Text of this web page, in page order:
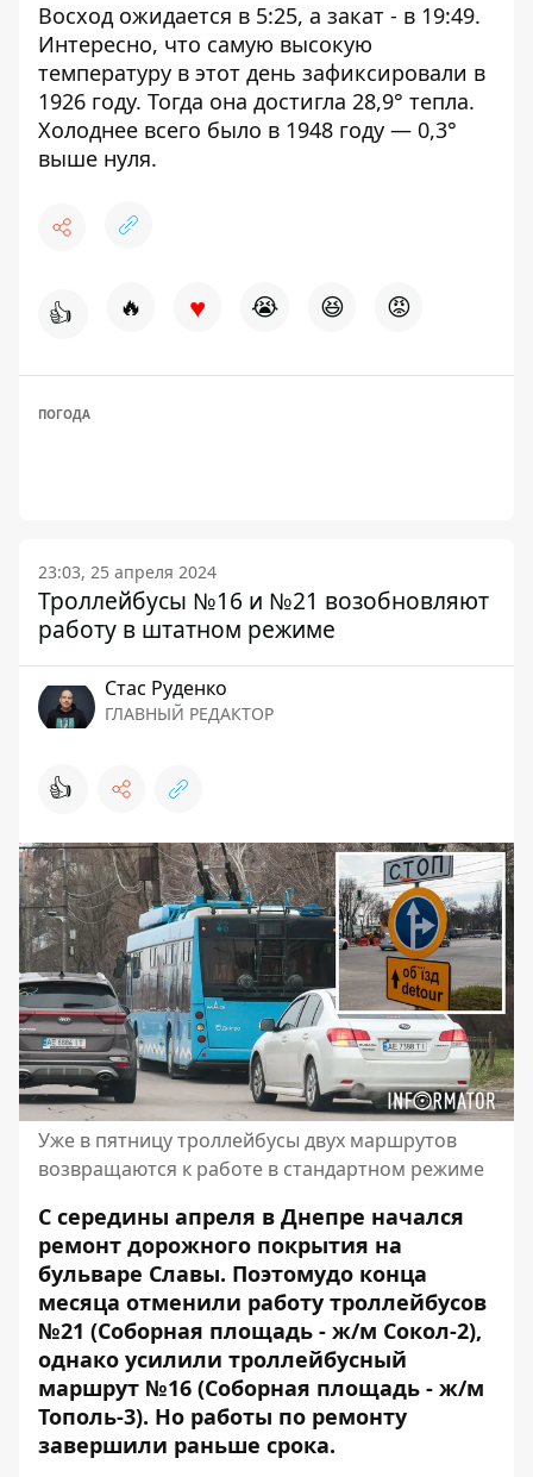
Восход ожидается в 5:25, а закат - в 19:49.
Интересно, что самую высокую
температуру в этот день зафиксировали в
1926 году. Тогда она достигла 28,9° тепла.
Холоднее всего было в 1948 году — 0,3°
выше нуля.
👍 🔥 ♥ 😭 😆 😡
ПОГОДА
23:03, 25 апреля 2024
Троллейбусы №16 и №21 возобновляют
работу в штатном режиме
Стаc Руденко
ГЛАВНЫЙ РЕДАКТОР
👍
Уже в пятницу троллейбусы двух маршрутов
возвращаются к работе в стандартном режиме
С середины апреля в Днепре начался
ремонт дорожного покрытия на
бульваре Славы. Поэтомудо конца
месяца отменили работу троллейбусов
№21 (Соборная площадь - ж/м Сокол-2),
однако усилили троллейбусный
маршрут №16 (Соборная площадь - ж/м
Тополь-3). Но работы по ремонту
завершили раньше срока.